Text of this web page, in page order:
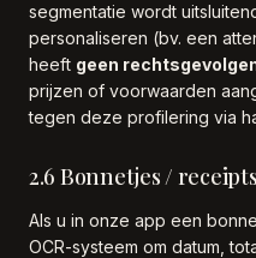
segmentatie wordt
personaliseren (bv. een
heeft geen
prijzen of voorwaarden
tegen deze profilering via
2.6 Bonnetjes /
Als u in onze app een
OCR-systeem om datum,